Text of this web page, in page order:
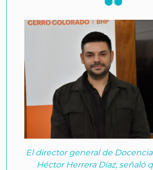
El director general de Docencia
Héctor Herrera Díaz, señaló